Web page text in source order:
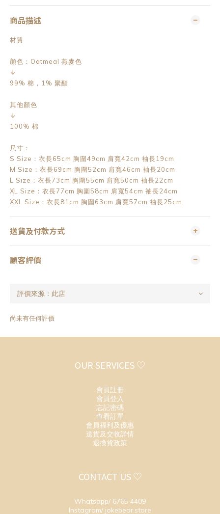
商品描述
材質
顏色：Oatmeal 燕麥色
↓
99% 棉，1% 聚酯
其他顏色
↓
100% 棉
尺寸：
S Size：衣長65cm 胸圍49cm 肩寬42cm 袖長19cm
M Size：衣長69cm 胸圍52cm 肩寬46cm 袖長20cm
L Size：衣長73cm 胸圍55cm 肩寬50cm 袖長22cm
XL Size：衣長77cm 胸圍58cm 肩寬54cm 袖長24cm
XXL Size：衣長81cm 胸圍63cm 肩寬57cm 袖長25cm
送貨及付款方式
顧客評價
尚未有任何評價
OUR SERVICES ♡
會員註冊
會員登入
忘記密碼
查看訂單
會員福利及優惠
送貨及交收詳情
退換貨政策
CONTACT US ♡
Whatsapp/ 6765 4409
Instagram/ jokebear.store